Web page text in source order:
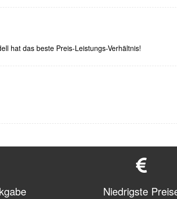
hat das beste Preis-Leistungs-Verhältnis!
Niedrigste